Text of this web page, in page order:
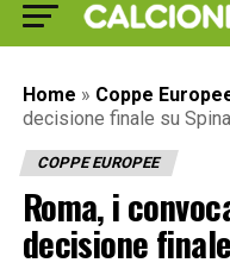
Home » Coppe
decisione finale su
COPPE EUROPEE
Roma, i
decisione